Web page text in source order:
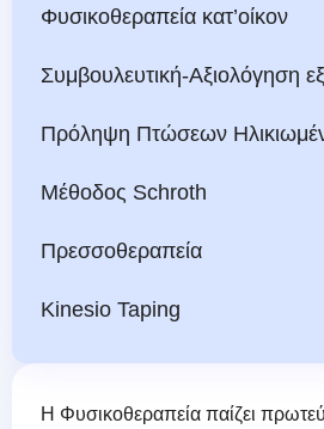
Φυσικοθεραπεία κατ’οίκον
Συμβουλευτική-Αξιολόγηση
Πρόληψη Πτώσεων
Μέθοδος Schroth
Πρεσσοθεραπεία
Kinesio Taping
Η Φυσικοθεραπεία παίζει